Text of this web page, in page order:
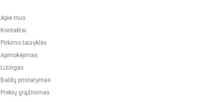
Apie mus
Kontaktai
Pirkimo taisyklės
Apmokėjimas
Lizingas
Baldų pristatymas
Prekių grąžinimas